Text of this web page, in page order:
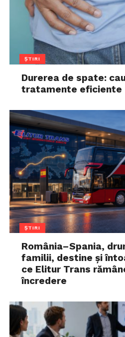
ȘTIRI
Durerea de spate:
tratamente eficiente
ȘTIRI
România–Spania,
familii, destine și
ce Elitur Trans
încredere